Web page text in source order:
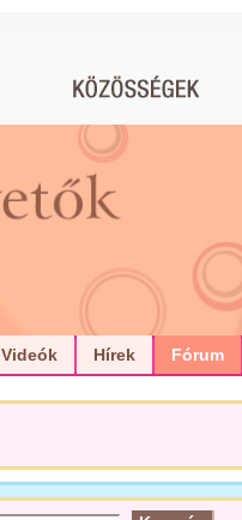
Videók Hírek Fórum